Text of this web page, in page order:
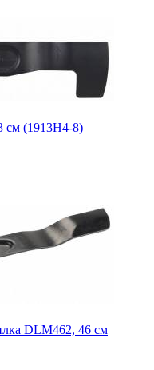
см (1913H4-8)
DLM462, 46 см